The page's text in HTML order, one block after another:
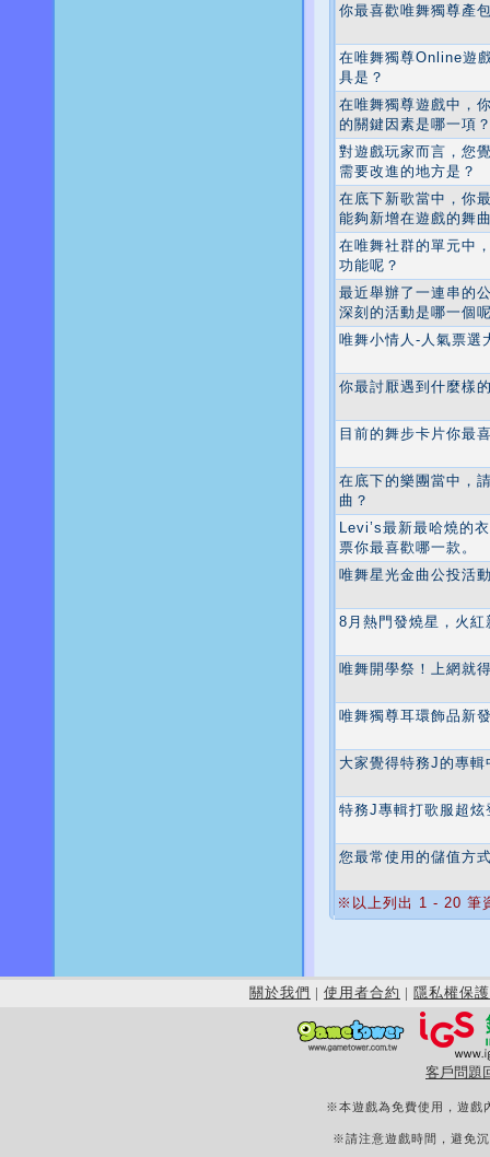
你最喜歡唯舞獨尊產
在唯舞獨尊Online遊
具是？
在唯舞獨尊遊戲中，
的關鍵因素是哪一項
對遊戲玩家而言，您
需要改進的地方是？
在底下新歌當中，你
能夠新增在遊戲的舞
在唯舞社群的單元中
功能呢？
最近舉辦了一連串的
深刻的活動是哪一個
唯舞小情人-人氣票選
你最討厭遇到什麼樣
目前的舞步卡片你最
在底下的樂團當中，
曲？
Levi’s最新最哈燒的
票你最喜歡哪一款。
唯舞星光金曲公投活
8月熱門發燒星，火
唯舞開學祭！上網就
唯舞獨尊耳環飾品新
大家覺得特務J的專
特務J專輯打歌服超炫
您最常使用的儲值方
※以上列出 1 - 20 筆
關於我們 | 使用者合約 | 隱私權保護
客戶問題
※本遊戲為免費使用，遊戲
※請注意遊戲時間，避免